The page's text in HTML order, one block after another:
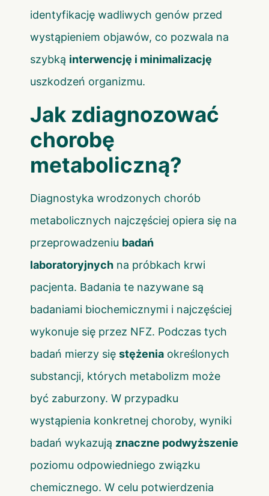
identyfikację wadliwych genów przed
wystąpieniem objawów, co pozwala na
szybką interwencję i minimalizację
uszkodzeń organizmu.
Jak zdiagnozować
chorobę
metaboliczną?
Diagnostyka wrodzonych chorób
metabolicznych najczęściej opiera się na
przeprowadzeniu badań
laboratoryjnych na próbkach krwi
pacjenta. Badania te nazywane są
badaniami biochemicznymi i najczęściej
wykonuje się przez NFZ. Podczas tych
badań mierzy się stężenia określonych
substancji, których metabolizm może
być zaburzony. W przypadku
wystąpienia konkretnej choroby, wyniki
badań wykazują znaczne podwyższenie
poziomu odpowiedniego związku
chemicznego. W celu potwierdzenia